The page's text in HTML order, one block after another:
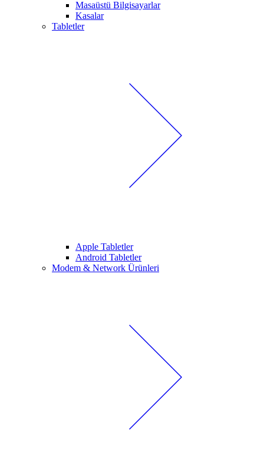
Masaüstü Bilgisayarlar
Kasalar
Tabletler
Apple Tabletler
Android Tabletler
Modem & Network Ürünleri